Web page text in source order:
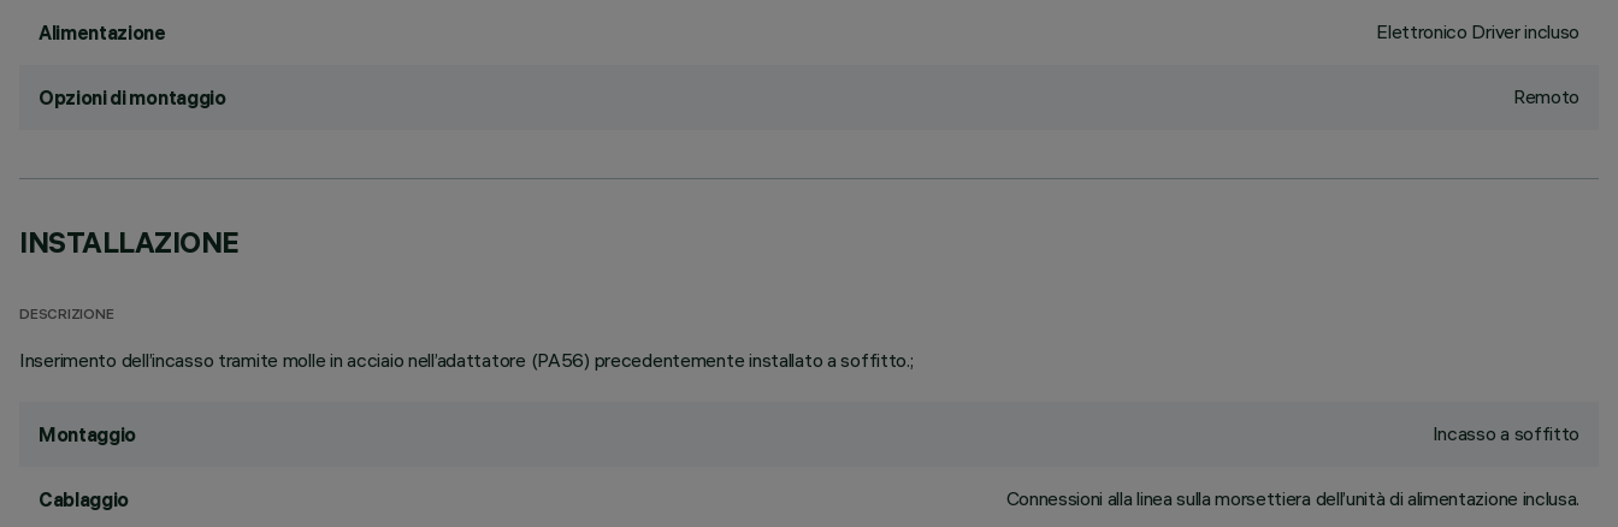
Alimentazione Elettronico Driver incluso
Opzioni di montaggio Remoto
INSTALLAZIONE
DESCRIZIONE
Inserimento dell’incasso tramite molle in acciaio nell’adattatore (PA56) precedentemente installato a soffitto.;
Montaggio Incasso a soffitto
Cablaggio Connessioni alla linea sulla morsettiera dell’unità di alimentazione inclusa.